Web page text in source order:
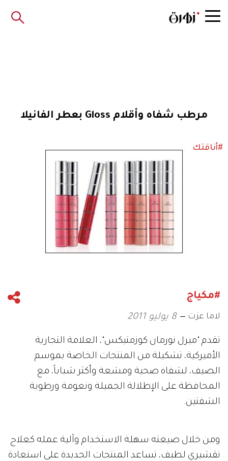
مرطب شفاه وأقلام Gloss بعطر الفانيلا
#أناقتك
#مكياج
لاما عزت 8 يوليو 2011
تقدم "ميرل نورمان كوزمتيكس"، العلامة التجارية
الأميركية، تشكيلة من المنتجات الخاصة بموسم
الصيف، لشفاه صحية ومشعة وأكثر شباباً، مع
المحافظة على الإطلالة الجميلة ونعومة ورطوبة
الشفتين.
ومن خلال صيغته سهلة الاستخدام وآلية عمله كعلاج
تقشيري لطيف، تساعد المنتجات الجديدة على استعادة